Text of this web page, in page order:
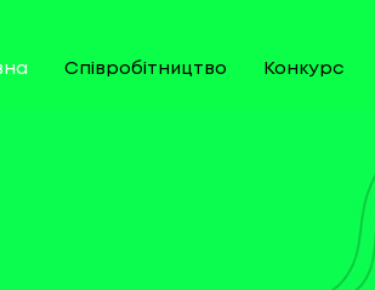
Співробітництво Конкурс